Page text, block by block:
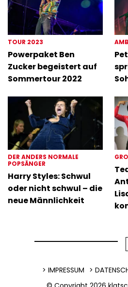
TOUR 2023
Powerpaket Ben
Zucker begeistert auf
Sommertour 2022
DER ANDERS NORMALE
POPSÄNGER
Harry Styles: Schwul
oder nicht schwul – die
neue Männlichkeit
IMPRESSUM